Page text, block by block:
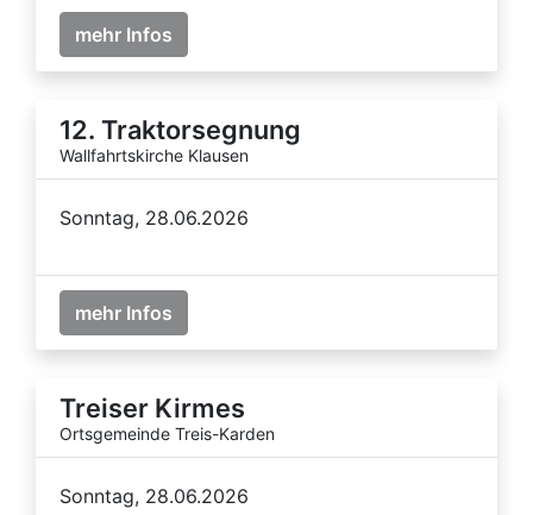
mehr Infos
12. Traktorsegnung
Wallfahrtskirche Klausen
Sonntag, 28.06.2026
mehr Infos
Treiser Kirmes
Ortsgemeinde Treis-Karden
Sonntag, 28.06.2026